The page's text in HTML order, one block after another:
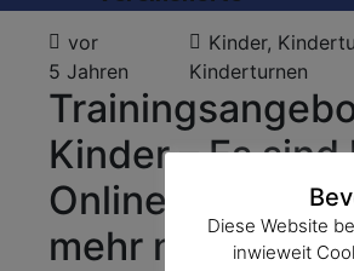
vor
5 Jahren
Kinder,
Kinderturnen
Kinder – Es sind
mehr nötig!Diese Website
inwieweit